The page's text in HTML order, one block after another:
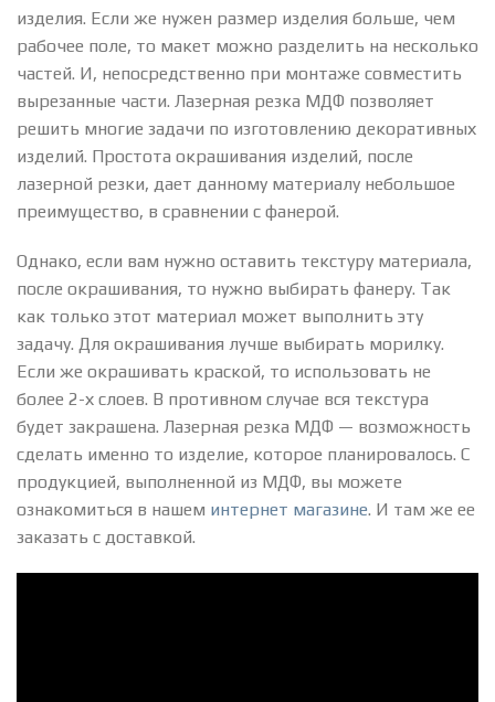
изделия. Если же нужен размер изделия больше, чем
рабочее поле, то макет можно разделить на несколько
частей. И, непосредственно при монтаже совместить
вырезанные части. Лазерная резка МДФ позволяет
решить многие задачи по изготовлению декоративных
изделий. Простота окрашивания изделий, после
лазерной резки, дает данному материалу небольшое
преимущество, в сравнении с фанерой.
Однако, если вам нужно оставить текстуру материала,
после окрашивания, то нужно выбирать фанеру. Так
как только этот материал может выполнить эту
задачу. Для окрашивания лучше выбирать морилку.
Если же окрашивать краской, то использовать не
более 2-х слоев. В противном случае вся текстура
будет закрашена. Лазерная резка МДФ — возможность
сделать именно то изделие, которое планировалось. С
продукцией, выполненной из МДФ, вы можете
ознакомиться в нашем интернет магазине. И там же ее
заказать с доставкой.